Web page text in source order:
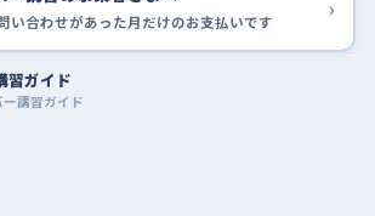
い合わせがあった月だけのお支払いです ›
習ガイド
講習ガイド